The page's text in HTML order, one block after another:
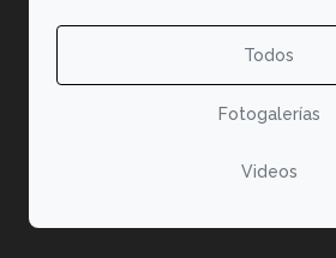
Todos
Fotogalerías
Videos